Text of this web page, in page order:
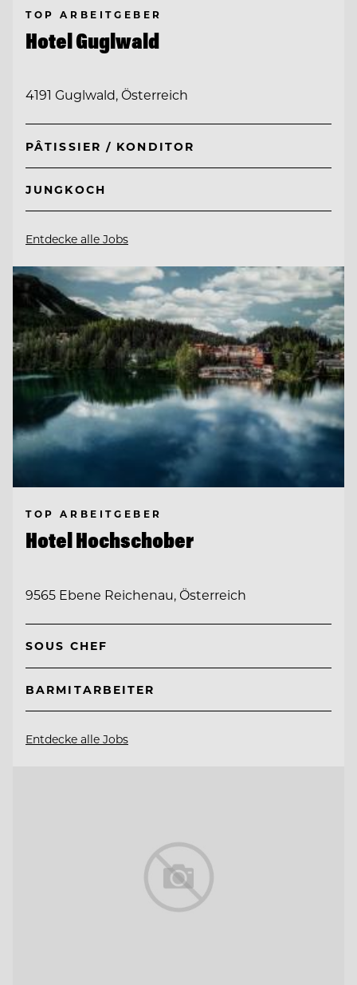
TOP ARBEITGEBER
Hotel Guglwald
4191 Guglwald, Österreich
PÂTISSIER / KONDITOR
JUNGKOCH
Entdecke alle Jobs
TOP ARBEITGEBER
Hotel Hochschober
9565 Ebene Reichenau, Österreich
SOUS CHEF
BARMITARBEITER
Entdecke alle Jobs